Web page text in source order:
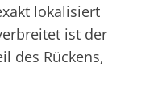
lokalisiert
ist der
des Rückens,